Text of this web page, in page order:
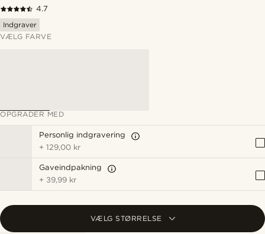
4.7
Indgraver
VÆLG FARVE
OPGRADER MED
Personlig indgravering
+129,00 kr
Gaveindpakning
+ 39,99 kr
VÆLG STØRRELSE